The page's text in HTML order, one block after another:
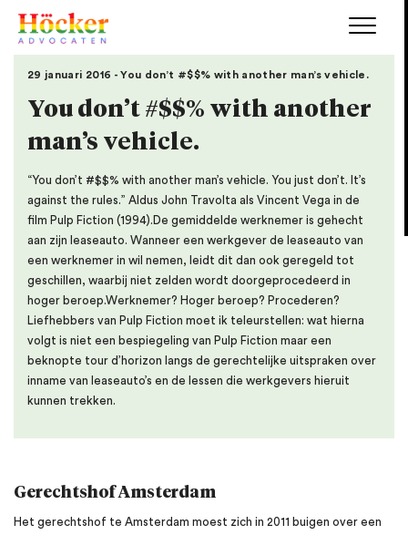
29 januari 2016 - You don’t #$$% with another man’s vehicle.
You don’t #$$% with another
man’s vehicle.
“You don’t #$$% with another man’s vehicle. You just don’t. It’s
against the rules.” Aldus John Travolta als Vincent Vega in de
film Pulp Fiction (1994).De gemiddelde werknemer is gehecht
aan zijn leaseauto. Wanneer een werkgever de leaseauto van
een werknemer in wil nemen, leidt dit dan ook geregeld tot
geschillen, waarbij niet zelden wordt doorgeprocedeerd in
hoger beroep.Werknemer? Hoger beroep? Procederen?
Liefhebbers van Pulp Fiction moet ik teleurstellen: wat hierna
volgt is niet een bespiegeling van Pulp Fiction maar een
beknopte tour d’horizon langs de gerechtelijke uitspraken over
inname van leaseauto’s en de lessen die werkgevers hieruit
kunnen trekken.
Gerechtshof Amsterdam
Het gerechtshof te Amsterdam moest zich in 2011 buigen over een